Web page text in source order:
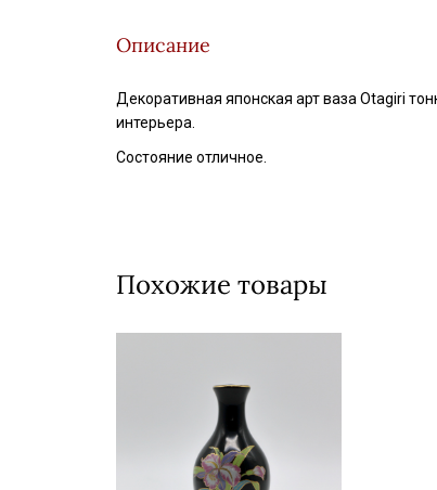
Описание
Декоративная японская арт ваза Otagiri
интерьера.
Состояние отличное.
Похожие товары